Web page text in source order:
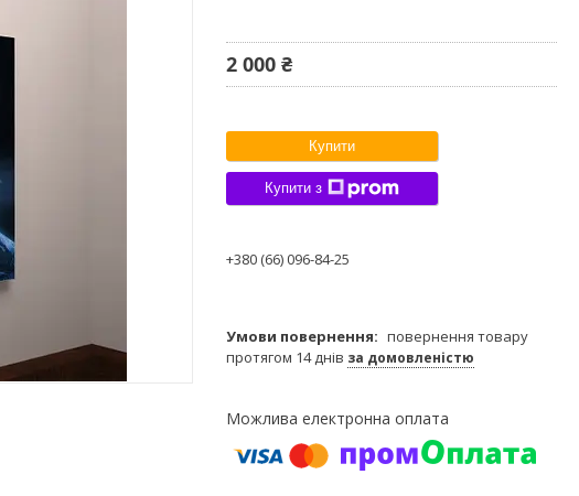
2 000 ₴
Купити
Купити з
+380 (66) 096-84-25
повернення товару
протягом 14 днів за домовленістю